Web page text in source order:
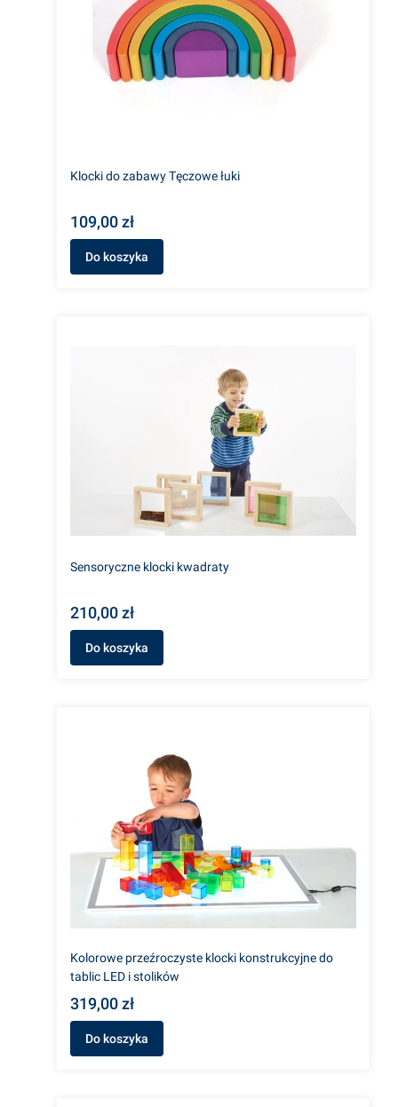
Klocki do zabawy Tęczowe łuki
109,00 zł
Do koszyka
Sensoryczne klocki kwadraty
210,00 zł
Do koszyka
Kolorowe przeźroczyste klocki konstrukcyjne do
tablic LED i stolików
319,00 zł
Do koszyka